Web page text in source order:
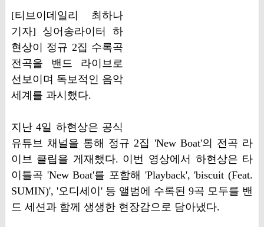
[티브이데일리 최하나
기자] 싱어송라이터 하
현상이 정규 2집 수록곡
전곡을 밴드 라이브로
선보이며 독보적인 음악
세계를 과시했다.
지난 4일 하현상은 공식
유튜브 채널을 통해 정규 2집 'New Boat'의 전곡 라
이브 클립을 게재했다. 이번 영상에서 하현상은 타
이틀곡 'New Boat'를 포함해 'Playback', 'biscuit (Feat.
SUMIN)', '오디세이' 등 앨범에 수록된 9곡 모두를 밴
드 세션과 함께 생생한 현장감으로 담아냈다.